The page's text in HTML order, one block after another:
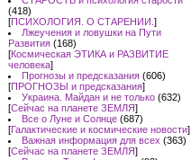
(418)
[ПСИХОЛОГИЯ. О СТАРЕНИИ. ]
Лжеучения и ловушки на Пути
Развития (168)
[Космическая ЭТИКА и РАЗВИТИЕ
человека]
Прогнозы и предсказания (606)
[ПРОГНОЗЫ и предсказания]
Украина. Майдан и не только (632)
[Сейчас на планете ЗЕМЛЯ]
Все о Луне и Солнце (687)
[Галактические и космические новости]
Важная информация для всех (363)
[Сейчас на планете ЗЕМЛЯ]